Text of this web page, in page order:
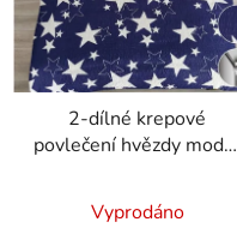
2-dílné krepové
povlečení hvězdy modrá
postel
Vyprodáno